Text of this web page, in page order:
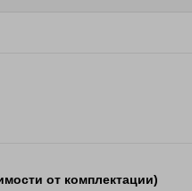
от комплектации)